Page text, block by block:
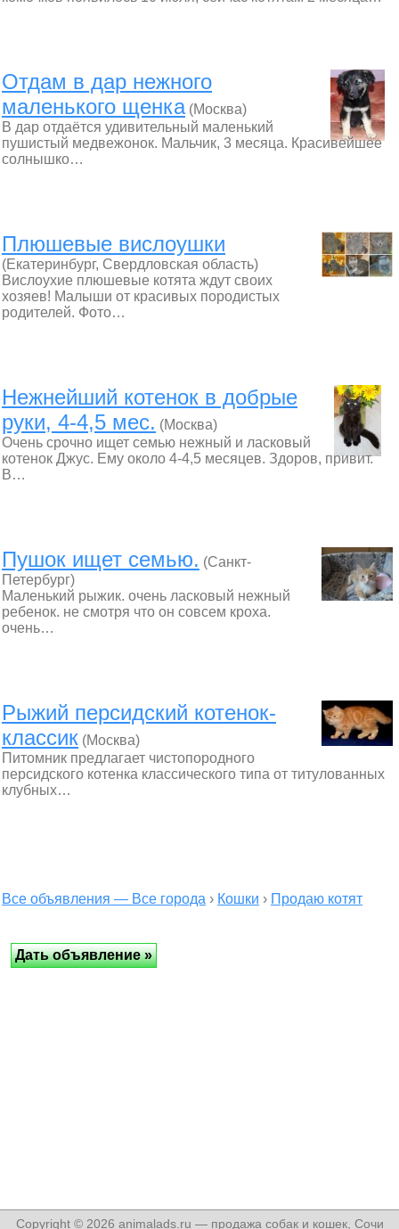
Отдам в дар нежного
маленького щенка(Москва)
В дар отдаётся удивительный маленький
пушистый медвежонок. Мальчик, 3 месяца. Красивейшее
солнышко…
Плюшевые вислоушки
(Екатеринбург, Свердловская область)
Вислоухие плюшевые котята ждут своих
хозяев! Малыши от красивых породистых
родителей. Фото…
Нежнейший котенок в добрые
руки, 4-4,5 мес. (Москва)
Очень срочно ищет семью нежный и ласковый
котенок Джус. Ему около 4-4,5 месяцев. Здоров, привит.
В…
Пушок ищет семью. (Санкт-
Петербург)
Маленький рыжик. очень ласковый нежный
ребенок. не смотря что он совсем кроха.
очень…
Рыжий персидский котенок-
классик (Москва)
Питомник предлагает чистопородного
персидского котенка классического типа от титулованных
клубных…
Все объявления — Все города › Кошки › Продаю котят
Copyright © 2026 animalads.ru — продажа собак и кошек, Сочи